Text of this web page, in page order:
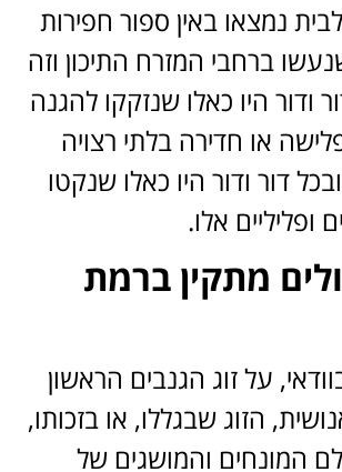
נמצאו באין ספור חפירות
ברחבי המזרח התיכון וזה
ודור היו כאלו שנזקקו להגנה
או חדירה בלתי רצויה
דור ודור היו כאלו שנקטו
ופליליים אלו.
מתקין ברמת
על זוג הגנבים הראשון
הזוג שבגללו, או בזכותו,
המונחים והמושגים של